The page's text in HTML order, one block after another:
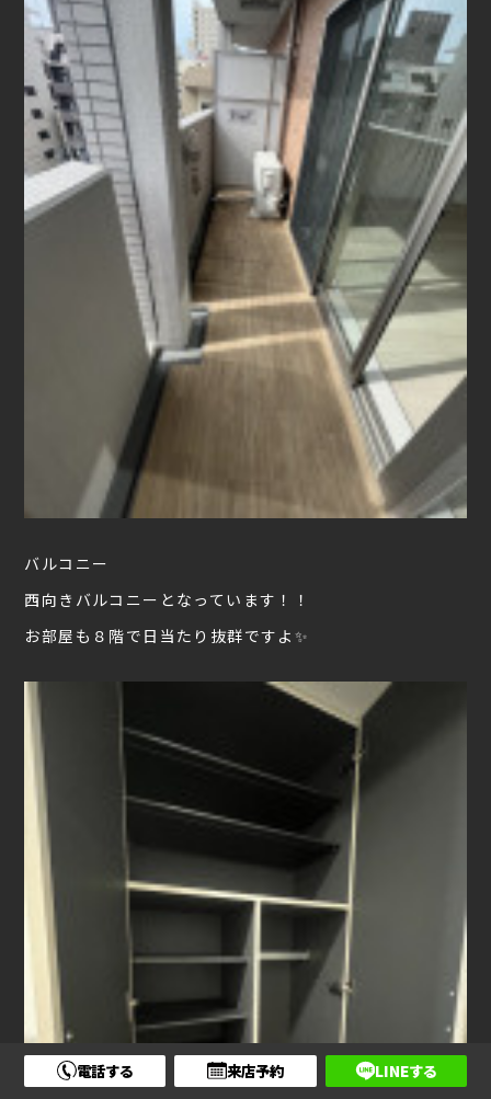
バルコニー
西向きバルコニーとなっています！！
お部屋も８階で日当たり抜群ですよ✨
電話する 来店予約 LINEする